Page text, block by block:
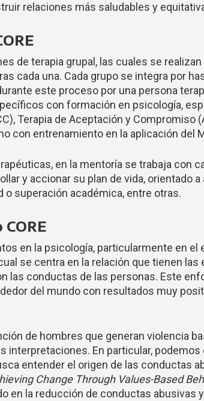
relaciones más saludables y
de terapia grupal, las cuales se
cada una. Cada grupo se integra por
este proceso por una persona
con formación en psicología,
Terapia de Aceptación y Compromiso
con entrenamiento en la aplicación del
en la mentoría se trabaja con
y accionar su plan de vida, orientado
superación académica, entre otras.
en la psicología, particularmente en el
se centra en la relación que tienen las
las conductas de las personas. Este
del mundo con resultados muy
de hombres que generan violencia
interpretaciones. En particular,
entender el origen de las conductas
Change Through Values-Based
en la reducción de conductas abusivas